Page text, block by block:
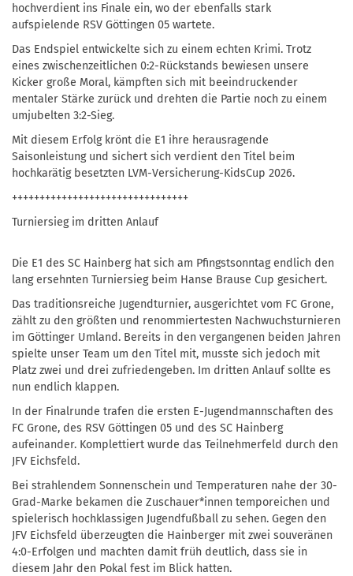
hochverdient ins Finale ein, wo der ebenfalls stark
aufspielende RSV Göttingen 05 wartete.
Das Endspiel entwickelte sich zu einem echten Krimi. Trotz
eines zwischenzeitlichen 0:2-Rückstands bewiesen unsere
Kicker große Moral, kämpften sich mit beeindruckender
mentaler Stärke zurück und drehten die Partie noch zu einem
umjubelten 3:2-Sieg.
Mit diesem Erfolg krönt die E1 ihre herausragende
Saisonleistung und sichert sich verdient den Titel beim
hochkarätig besetzten LVM-Versicherung-KidsCup 2026.
++++++++++++++++++++++++++++++++
Turniersieg im dritten Anlauf
Die E1 des SC Hainberg hat sich am Pfingstsonntag endlich den
lang ersehnten Turniersieg beim Hanse Brause Cup gesichert.
Das traditionsreiche Jugendturnier, ausgerichtet vom FC Grone,
zählt zu den größten und renommiertesten Nachwuchsturnieren
im Göttinger Umland. Bereits in den vergangenen beiden Jahren
spielte unser Team um den Titel mit, musste sich jedoch mit
Platz zwei und drei zufriedengeben. Im dritten Anlauf sollte es
nun endlich klappen.
In der Finalrunde trafen die ersten E-Jugendmannschaften des
FC Grone, des RSV Göttingen 05 und des SC Hainberg
aufeinander. Komplettiert wurde das Teilnehmerfeld durch den
JFV Eichsfeld.
Bei strahlendem Sonnenschein und Temperaturen nahe der 30-
Grad-Marke bekamen die Zuschauer*innen temporeichen und
spielerisch hochklassigen Jugendfußball zu sehen. Gegen den
JFV Eichsfeld überzeugten die Hainberger mit zwei souveränen
4:0-Erfolgen und machten damit früh deutlich, dass sie in
diesem Jahr den Pokal fest im Blick hatten.